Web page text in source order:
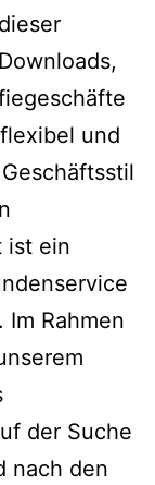
und
ist ein
Rahmen
der Suche
nach den